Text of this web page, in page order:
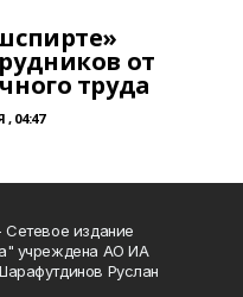
от
труда
04:47
Сетевое издание
учреждена АО ИА
Руслан